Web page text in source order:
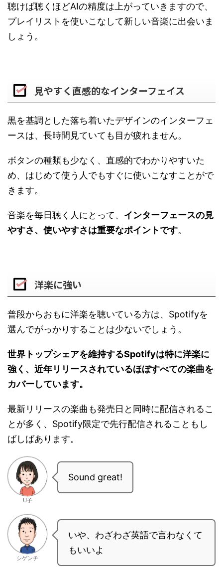
聴けば聴くほどAIの精度は上がっていきますので、
プレイリストを使いこなして新しい音楽に出会いま
しょう。
見やすく直感的なインターフェイス
黒を基調とした落ち着いたデザインのインターフェ
ースは、長時間見ていても目が疲れません。
ボタンの種類も少なく、直感的でわかりやすいた
め、はじめて使う人でもすぐに使いこなすことがで
きます。
音楽を毎日聴く人にとって、 インターフェースの見
やすさ、使いやすさは重要なポイントです。
洋楽に強い
普段からおもに洋楽を聴いている方は、Spotifyを
選んでがっかりすることは少ないでしょう。
世界トップシェアを維持するSpotifyは特に洋楽に
強く、近年リリースされているほぼすべての楽曲を
カバーしています。
最新リリースの楽曲も発売日と同時に配信されるこ
とが多く、Spotify限定で先行配信されることもし
ばしばあります。
U子
Sound great!
シゲンチ
いや、わざわざ英語で言わなくて
もいいよ